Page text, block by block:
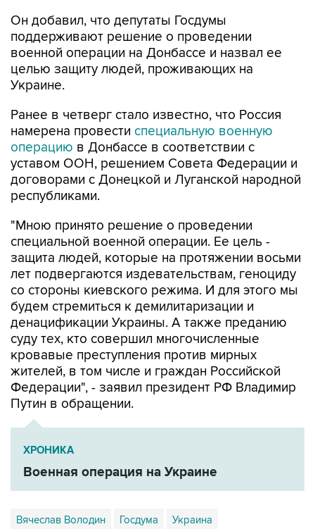
Он добавил, что депутаты Госдумы
поддерживают решение о проведении
военной операции на Донбассе и назвал ее
целью защиту людей, проживающих на
Украине.
Ранее в четверг стало известно, что Россия
намерена провести специальную военную
операцию в Донбассе в соответствии с
уставом ООН, решением Совета Федерации и
договорами с Донецкой и Луганской народной
республиками.
"Мною принято решение о проведении
специальной военной операции. Ее цель -
защита людей, которые на протяжении восьми
лет подвергаются издевательствам, геноциду
со стороны киевского режима. И для этого мы
будем стремиться к демилитаризации и
денацификации Украины. А также преданию
суду тех, кто совершил многочисленные
кровавые преступления против мирных
жителей, в том числе и граждан Российской
Федерации", - заявил президент РФ Владимир
Путин в обращении.
ХРОНИКА
Военная операция на Украине
Вячеслав Володин Госдума Украина